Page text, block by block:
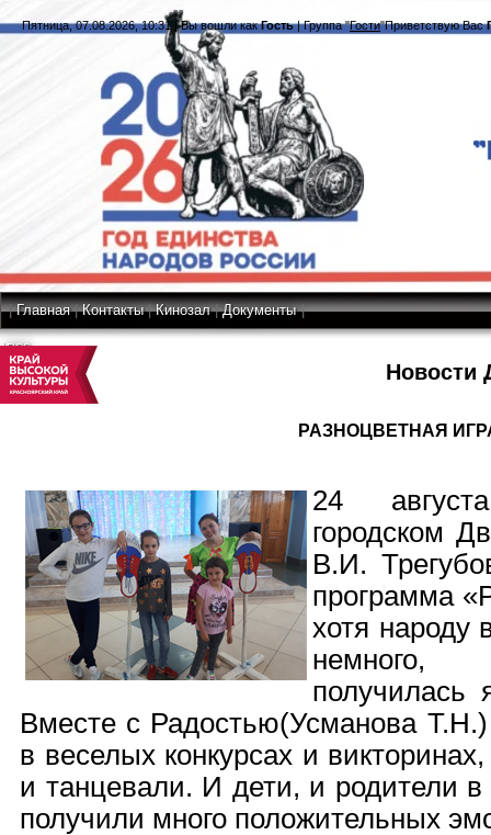
Пятница, 07.08.2026, 10:31 |Вы вошли как Гость|Группа"Гости"Приветствую Вас
|Главная|Контакты|Кинозал|Документы
|RSS
Новости
РАЗНОЦВЕТНАЯ
24
городском
В.И.
программа
хотя народу
получилась
Вместе с Радостью(Усманова Т.Н.)
в веселых конкурсах и
и танцевали. И дети, и родители
получили много положительных